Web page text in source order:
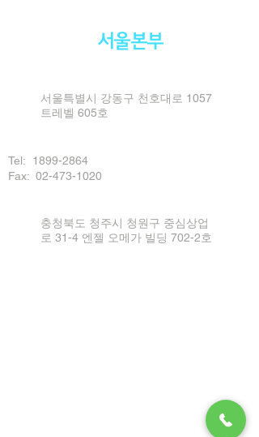
서울본부
서울특별시 강동구 천호대로 1057
트레벨 605호
Tel: 1899-2864
Fax: 02-473-1020
충청북도 청주시 청원구 중심상업
로 31-4 엔젤 오메가 빌딩 702-2호